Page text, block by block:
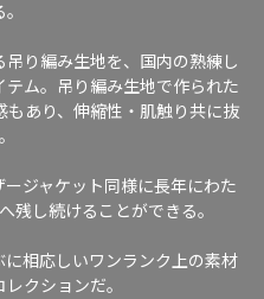
り編み生地を、国内の熟練し
ム。吊り編み生地で作られた
あり、伸縮性・肌触り共に抜
ジャケット同様に長年にわた
残し続けることができる。
相応しいワンランク上の素材
クションだ。